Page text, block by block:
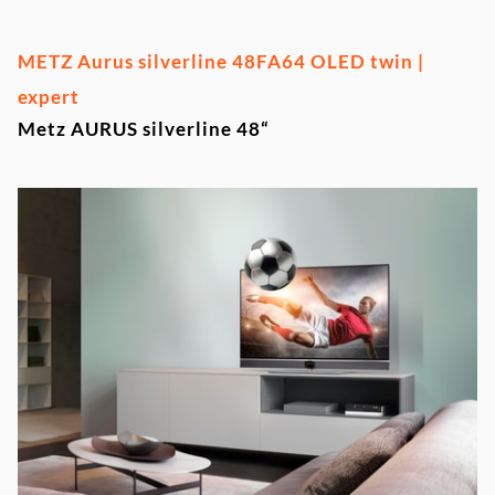
METZ Aurus silverline 48FA64 OLED twin |
expert
Metz AURUS silverline 48“